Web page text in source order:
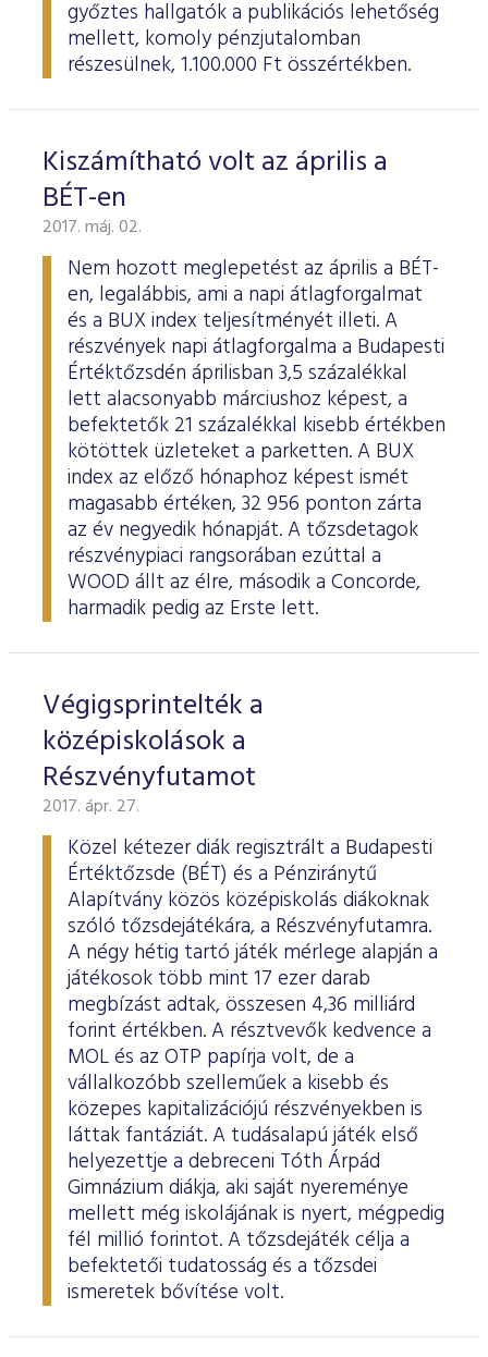
győztes hallgatók a publikációs lehetőség
mellett, komoly pénzjutalomban
részesülnek, 1.100.000 Ft összértékben.
Kiszámítható volt az április a
BÉT-en
2017. máj. 02.
Nem hozott meglepetést az április a BÉT-
en, legalábbis, ami a napi átlagforgalmat
és a BUX index teljesítményét illeti. A
részvények napi átlagforgalma a Budapesti
Értéktőzsdén áprilisban 3,5 százalékkal
lett alacsonyabb márciushoz képest, a
befektetők 21 százalékkal kisebb értékben
kötöttek üzleteket a parketten. A BUX
index az előző hónaphoz képest ismét
magasabb értéken, 32 956 ponton zárta
az év negyedik hónapját. A tőzsdetagok
részvénypiaci rangsorában ezúttal a
WOOD állt az élre, második a Concorde,
harmadik pedig az Erste lett.
Végigsprintelték a
középiskolások a
Részvényfutamot
2017. ápr. 27.
Közel kétezer diák regisztrált a Budapesti
Értéktőzsde (BÉT) és a Pénziránytű
Alapítvány közös középiskolás diákoknak
szóló tőzsdejátékára, a Részvényfutamra.
A négy hétig tartó játék mérlege alapján a
játékosok több mint 17 ezer darab
megbízást adtak, összesen 4,36 milliárd
forint értékben. A résztvevők kedvence a
MOL és az OTP papírja volt, de a
vállalkozóbb szelleműek a kisebb és
közepes kapitalizációjú részvényekben is
láttak fantáziát. A tudásalapú játék első
helyezettje a debreceni Tóth Árpád
Gimnázium diákja, aki saját nyereménye
mellett még iskolájának is nyert, mégpedig
fél millió forintot. A tőzsdejáték célja a
befektetői tudatosság és a tőzsdei
ismeretek bővítése volt.